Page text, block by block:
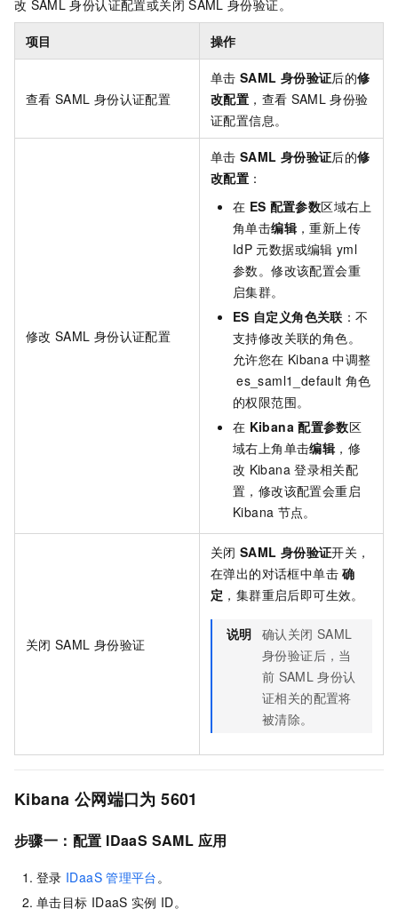
改 SAML 身份认证配置或关闭 SAML 身份验证。
项目 操作
查看 SAML 身份认证配置
单击 SAML 身份验证后的修
改配置 ，查看 SAML 身份验
证配置信息。
修改 SAML 身份认证配置
单击 SAML 身份验证后的修
改配置 ：
在 ES 配置参数区域右上
角单击编辑 ，重新上传
IdP 元数据或编辑 yml
参数。修改该配置会重
启集群。
ES 自定义角色关联 ：不
支持修改关联的角色。
允许您在 Kibana 中调整
es_saml1_default 角色
的权限范围。
在 Kibana 配置参数区
域右上角单击编辑 ，修
改 Kibana 登录相关配
置，修改该配置会重启
Kibana 节点。
关闭 SAML 身份验证
关闭 SAML 身份验证开关，
在弹出的对话框中单击 确
定 ，集群重启后即可生效。
说明 确认关闭 SAML
身份验证后，当
前 SAML 身份认
证相关的配置将
被清除。
Kibana 公网端口为 5601
步骤一：配置 IDaaS SAML 应用
登录 IDaaS 管理平台。
单击目标 IDaaS 实例 ID。